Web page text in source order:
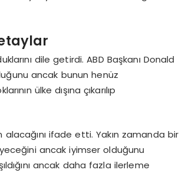
dile getirdi. ABD Başkanı Donald
ancak bunun henüz
ülke dışına çıkarılıp
alacağını ifade etti. Yakın zamanda bir
ancak iyimser olduğunu
ancak daha fazla ilerleme